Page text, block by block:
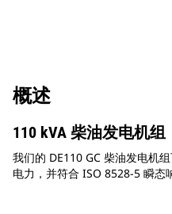
概述
110 kVA 柴油发电机组
我们的 DE110 GC 柴油发电机
电力，并符合 ISO 8528-5 瞬态